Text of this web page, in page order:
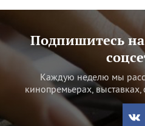
Подпишитесь
Каждую неделю мы
кинопремьерах, выставках,